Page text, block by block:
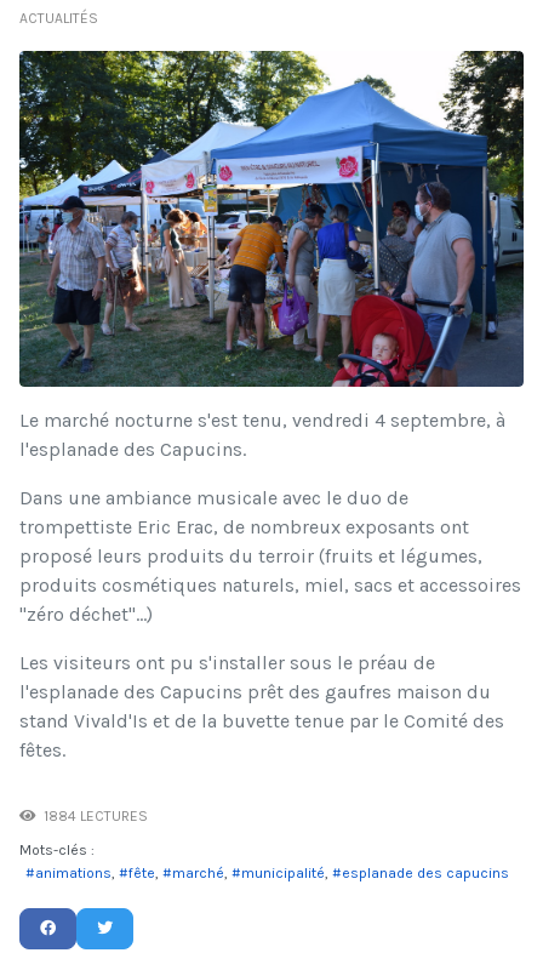
ACTUALITÉS
Le marché nocturne s'est tenu, vendredi 4 septembre, à
l'esplanade des Capucins.
Dans une ambiance musicale avec le duo de
trompettiste Eric Erac, de nombreux exposants ont
proposé leurs produits du terroir (fruits et légumes,
produits cosmétiques naturels, miel, sacs et accessoires
"zéro déchet"...)
Les visiteurs ont pu s'installer sous le préau de
l'esplanade des Capucins prêt des gaufres maison du
stand Vivald'Is et de la buvette tenue par le Comité des
fêtes.
1884 LECTURES
Mots-clés :
animations
fête marché municipalité esplanade des capucins